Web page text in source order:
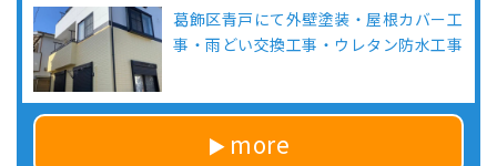
葛飾区青戸にて外壁塗装・屋根カバー工
事・雨どい交換工事・ウレタン防水工事
more